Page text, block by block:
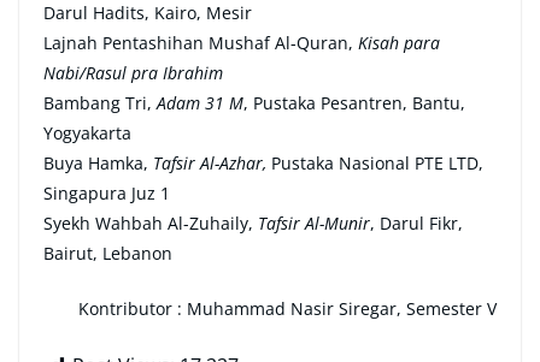
Darul Hadits, Kairo, Mesir
Lajnah Pentashihan Mushaf Al-Quran, Kisah para
Nabi/Rasul pra Ibrahim
Bambang Tri,Adam 31 M, Pustaka Pesantren, Bantu,
Yogyakarta
Buya Hamka, Tafsir Al-Azhar, Pustaka Nasional PTE LTD,
Singapura Juz 1
Syekh Wahbah Al-Zuhaily, Tafsir Al-Munir, Darul Fikr,
Bairut, Lebanon
Kontributor : Muhammad Nasir Siregar, Semester V